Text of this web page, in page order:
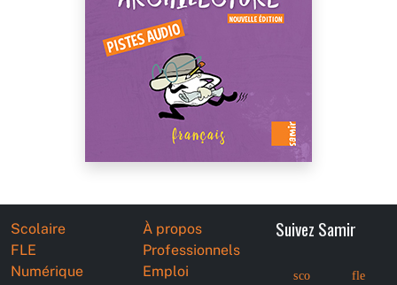
Scolaire
FLE
Numérique
À propos
Professionnels
Emploi
Suivez Samir
sco fle